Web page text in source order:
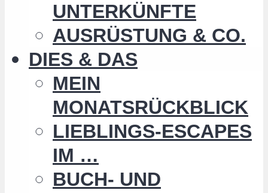
UNTERKÜNFTE
AUSRÜSTUNG & CO.
DIES & DAS
MEIN
MONATSRÜCKBLICK
LIEBLINGS-ESCAPES
IM …
BUCH- UND